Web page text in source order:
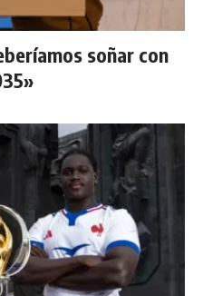
soñar con